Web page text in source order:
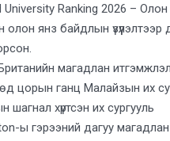
University Ranking 2026 –
янз байдлын үзүүлэлтээр
магадлан
цорын ганц Малайзын их
шагнал хүртсэн их сургууль
ы гэрээний дагуу магадлан